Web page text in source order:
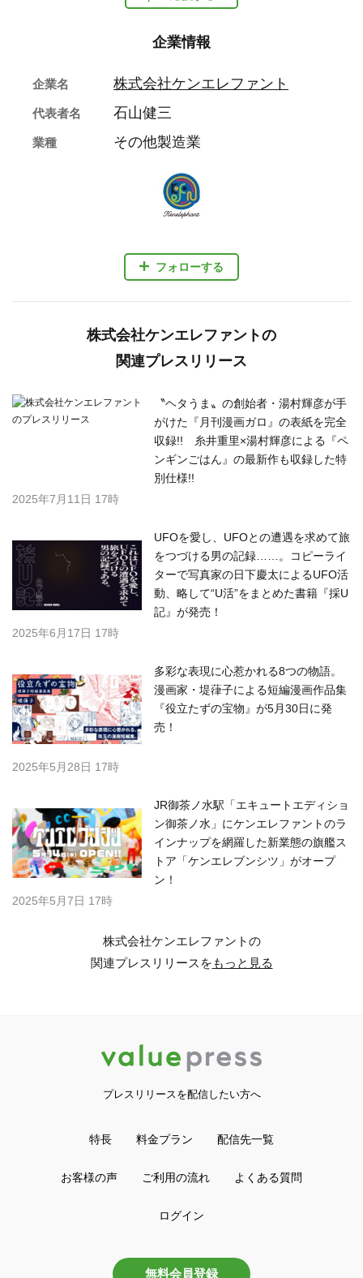
企業情報
フォローする
企業名 株式会社ケンエレファント
代表者名 石山健三
業種 その他製造業
株式会社ケンエレファントの
関連プレスリリース
〝ヘタうま〟の創始者・湯村輝彦が手
がけた『月刊漫画ガロ』の表紙を完全
収録!! 糸井重里×湯村輝彦による『ペ
ンギンごはん』の最新作も収録した特
別仕様!!
2025年7月11日 17時
UFOを愛し、UFOとの遭遇を求めて旅
をつづける男の記録……。コピーライ
ターで写真家の日下慶太によるUFO活
動、略して“U活”をまとめた書籍『採U
記』が発売！
2025年6月17日 17時
多彩な表現に心惹かれる8つの物語。
漫画家・堤葎子による短編漫画作品集
『役立たずの宝物』が5月30日に発
売！
2025年5月28日 17時
JR御茶ノ水駅「エキュートエディショ
ン御茶ノ水」にケンエレファントのラ
インナップを網羅した新業態の旗艦ス
トア「ケンエレブンシツ」がオープ
ン！
2025年5月7日 17時
株式会社ケンエレファントの
関連プレスリリースをもっと見る
プレスリリースを配信したい方へ
特長 料金プラン 配信先一覧
お客様の声 ご利用の流れ よくある質問
ログイン
無料会員登録